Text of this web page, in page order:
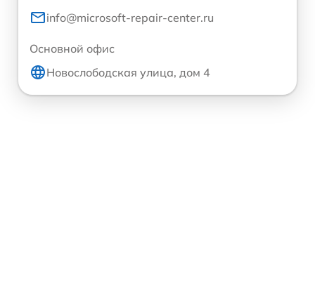
info@microsoft-repair-center.ru
Основной офис
Новослободская улица, дом 4